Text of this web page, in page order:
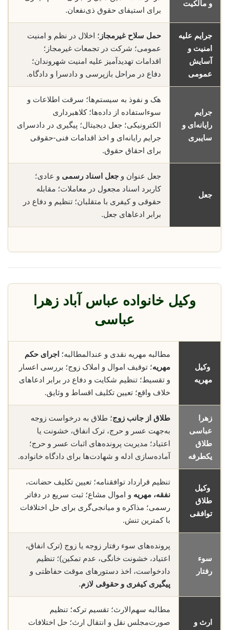
و مالکیت
برای استیفای حقوق ذی‌نفعان.
جرایم علیه
امنیت و
آسایش
عمومی
حمل سلاح غیرمجاز ؛ اخلال در نظم و امنیت
عمومی؛ شرکت در تجمعات غیرمجاز؛
اقدامات تهدیدآمیز علیه امنیت شهروندان؛
دفاع در مراحل بازپرسی و دادسرا و دادگاه.
جرایم
رایانه‌ای و
سایبری
هک و نفوذ به سیستم‌ها؛ سرقت اطلاعات و
سوء‌استفاده از داده‌ها؛ کلاهبرداری
الکترونیکی؛ جعل دیجیتال؛ پیگیری در دادسرای
جرایم رایانه‌ای و اخذ اقدامات فنی-حقوقی
برای احقاق حقوق.
جعل
جعل عنوان و جعل اسناد رسمی و عادی؛
کاربرد اسناد مجعول در معاملات؛ مقابله
حقوقی و کیفری با متقلبان؛ تنظیم و دفاع در
برابر ادعاهای جعل.
وکیل خانواده عباس آباد زهرا
عباسی
وکیل
مهریه
مطالبه مهریه نقدی و عندالمطالبه؛ اجرای حکم
مهریه؛ توقیف اموال و املاک زوج؛ بررسی اعسار
و تقسیط؛ تنظیم شکایت و دفاع در برابر ادعاهای
خلاف واقع؛ تعیین تکلیف اقساط و وثایق.
زهرا
عباسی
طلاق
یکطرفه
طلاق از جانب زوج؛ طلاق به درخواست زوجه
به‌جهت عسر و حرج، ترک انفاق، خشونت یا
اعتیاد؛ مدیریت پرونده‌های اثبات عسر و حرج؛
آماده‌سازی ادله و شهادت‌ها برای دادگاه خانواده.
وکیل
طلاق
توافقی
تنظیم قرارداد توافقنامه؛ تعیین تکلیف حضانت،
نفقه، مهریه و اموال مشاع؛ ثبت سریع در دفاتر
رسمی؛ مذاکره و میانجی‌گری برای حل اختلافات
با کمترین تنش.
سوء
رفتار
پرونده‌های سوء رفتار زوجه یا زوج (ترک انفاق،
اعتیاد، خشونت خانگی، عدم تمکین)؛ تنظیم
دادخواست، اخذ دستورهای موقت حفاظتی و
پیگیری کیفری و حقوقی لازم.
ارث و
مطالبه سهم‌الارث؛ تقسیم ترکه؛ تنظیم
صورت‌مجلس نقل و انتقال ارث؛ حل اختلافات